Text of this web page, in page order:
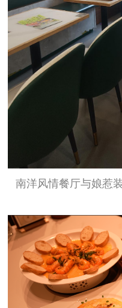
南洋风情餐厅与娘惹